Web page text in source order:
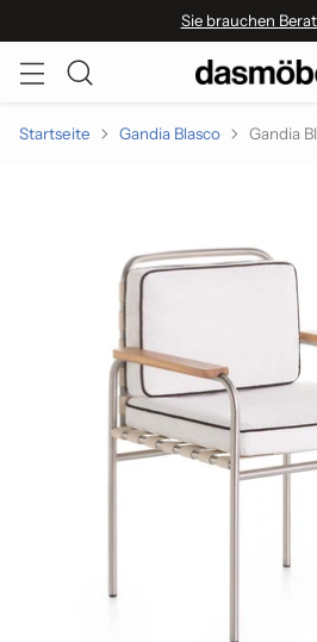
Sie brauchen
Startseite Gandia Blasco Gandia